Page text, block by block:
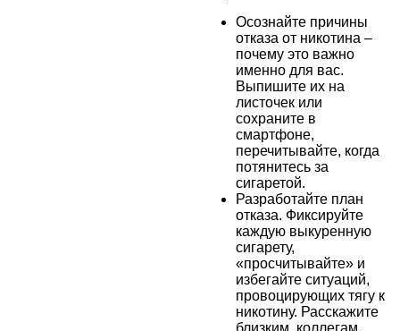
Осознайте причины
отказа от никотина –
почему это важно
именно для вас.
Выпишите их на
листочек или
сохраните в
смартфоне,
перечитывайте, когда
потянитесь за
сигаретой.
Разработайте план
отказа. Фиксируйте
каждую выкуренную
сигарету,
«просчитывайте» и
избегайте ситуаций,
провоцирующих тягу к
никотину. Расскажите
близким, коллегам,